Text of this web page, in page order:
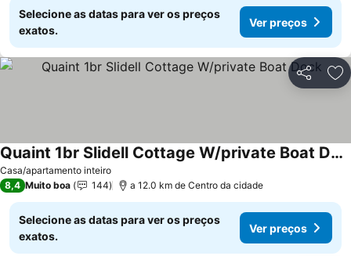
Selecione as datas para ver os preços
exatos.
Ver preços
Partilhar
Casa/apartamento inteiro
Quaint 1br Slidell Cottage W/private Boat Dock
Ver preços
8,4 Muito boa 144 a 12.0 km de Centro da cidade
Selecione as datas para ver os preços
exatos.
Ver preços